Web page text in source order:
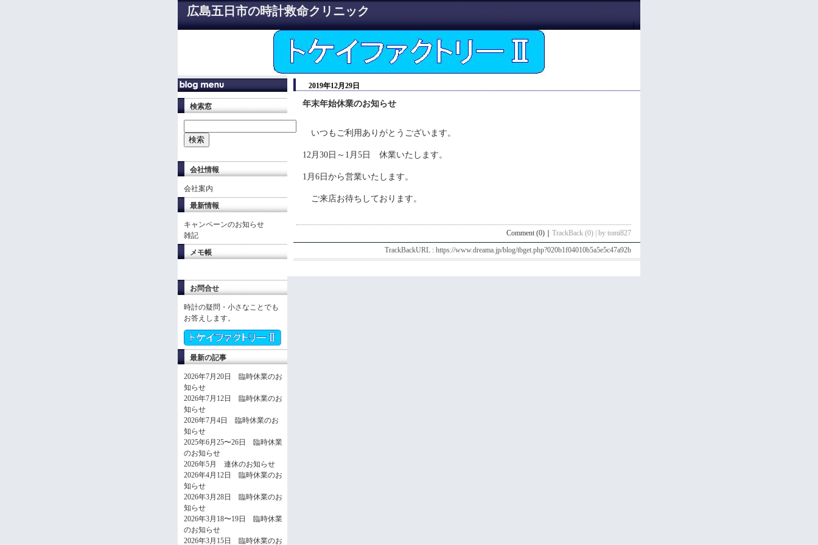
広島五日市の時計救命クリニック
｜
検索窓
会社情報
会社案内
最新情報
キャンペーンのお知らせ
雑記
メモ帳
お問合せ
時計の疑問・小さなことでも
お答えします。
最新の記事
2026年7月20日 臨時休業のお
知らせ
2026年7月12日 臨時休業のお
知らせ
2026年7月4日 臨時休業のお
知らせ
2025年6月25〜26日 臨時休業
のお知らせ
2026年5月 連休のお知らせ
2026年4月12日 臨時休業のお
知らせ
2026年3月28日 臨時休業のお
知らせ
2026年3月18〜19日 臨時休業
のお知らせ
2026年3月15日 臨時休業のお
2019年12月29日
年末年始休業のお知らせ
いつもご利用ありがとうございます。
12月30日～1月5日 休業いたします。
1月6日から営業いたします。
ご来店お待ちしております。
Comment (0)
TrackBack (0) | by tomi827
TrackBackURL : https://www.dreama.jp/blog/tbget.php?020b1f04010b5a5e5c47a92b